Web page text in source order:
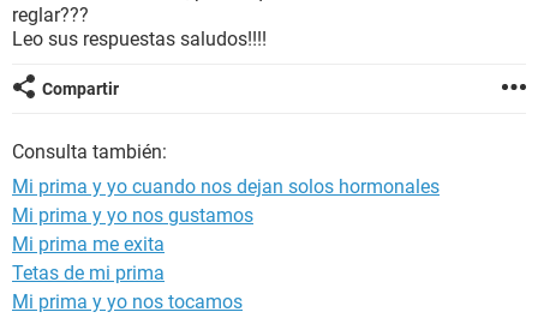
reglar???
Leo sus respuestas saludos!!!!
Compartir
Consulta también:
Mi prima y yo cuando nos dejan solos hormonales
Mi prima y yo nos gustamos
Mi prima me exita
Tetas de mi prima
Mi prima y yo nos tocamos